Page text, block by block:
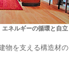
ネルギーの循環と自立
物を支える構造材の